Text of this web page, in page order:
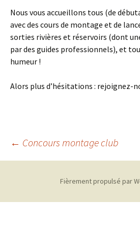
Nous vous accueillons tous (de
avec des cours de montage et de
sorties rivières et réservoirs (dont
par des guides professionnels), et
humeur !
Alors plus d’hésitations : rejoignez-
Navigation
← Concours montage club
Fièrement propulsé par